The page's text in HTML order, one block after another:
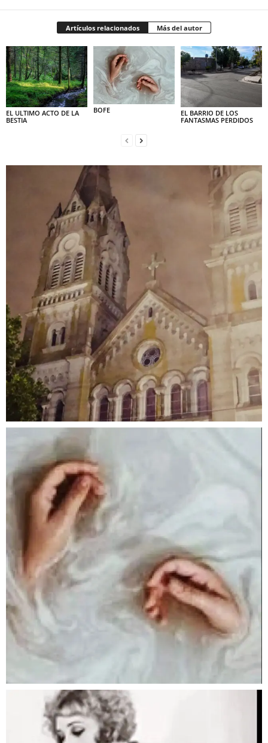
Artículos relacionados Más del autor
EL ULTIMO ACTO DE LA
BESTIA
BOFE
EL BARRIO DE LOS
FANTASMAS PERDIDOS